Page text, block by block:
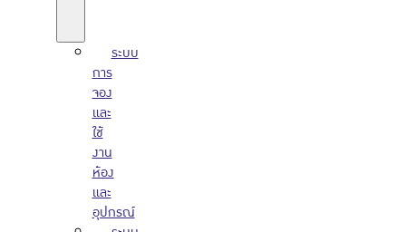
ระบบ
การ
จอง
และ
ใช้
งาน
ห้อง
และ
อุปกรณ์